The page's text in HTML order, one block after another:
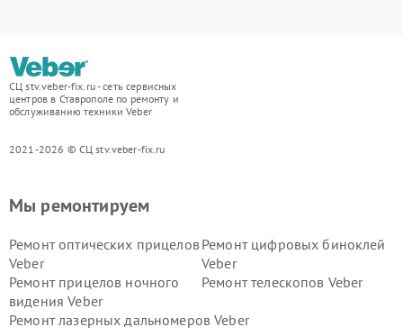
СЦ stv.veber-fix.ru - сеть сервисных
центров в Ставрополе по ремонту и
обслуживанию техники Veber
2021-2026 © СЦ stv.veber-fix.ru
Мы ремонтируем
Ремонт оптических прицелов
Veber
Ремонт цифровых биноклей
Veber
Ремонт прицелов ночного
видения Veber
Ремонт телескопов Veber
Ремонт лазерных дальномеров Veber